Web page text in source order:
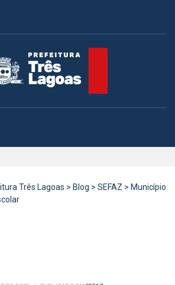
Três Lagoas > Blog > SEFAZ > Município